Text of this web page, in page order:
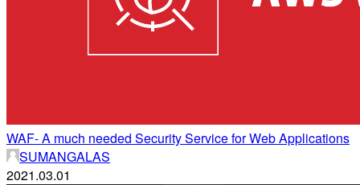
WAF- A much needed Security Service for Web Applications
SUMANGALAS
2021.03.01